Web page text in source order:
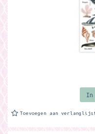
In
Toevoegen aan